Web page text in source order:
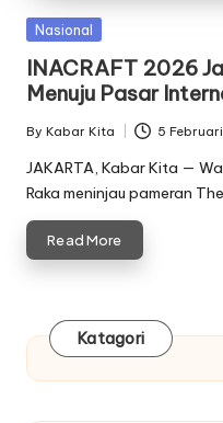
Posted
Nasional
INACRAFT 2026
Menuju Pasar
Posted
by
By Kabar Kita 5
JAKARTA, Kabar Kita —
Raka meninjau pameran
Read More
Katagori